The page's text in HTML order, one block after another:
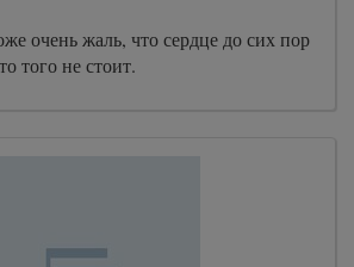
очень жаль, что сердце до сих пор
того не стоит.